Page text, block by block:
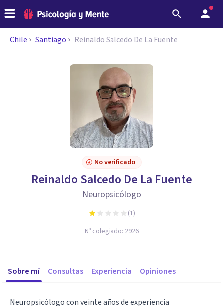
Chile Santiago Reinaldo Salcedo De La Fuente
No verificado
Reinaldo Salcedo De La Fuente
Neuropsicólogo
(1)
Nº colegiado: 2926
Sobre mí Consultas Experiencia Opiniones
Neuropsicólogo con veinte años de experiencia